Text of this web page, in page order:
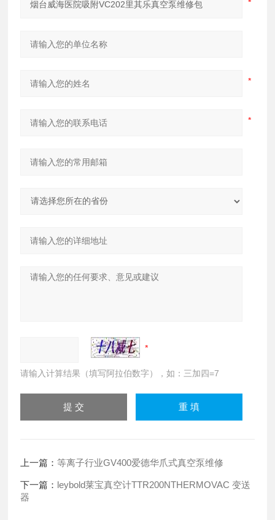
请输入计算结果（填写阿拉伯数字），如：三加四=7
上一篇：等离子行业GV400爱德华爪式真空泵维修
下一篇： leybold莱宝真空计TTR200NTHERMOVAC 变送
器